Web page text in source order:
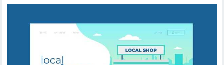
jaringan bisnis secara lokal